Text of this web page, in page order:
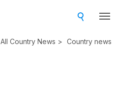
All Country News Country news